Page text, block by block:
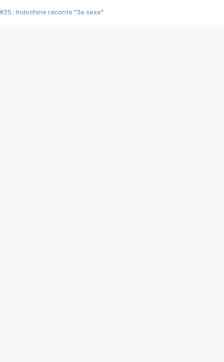
#25 : Indochine raconte "3e sexe"